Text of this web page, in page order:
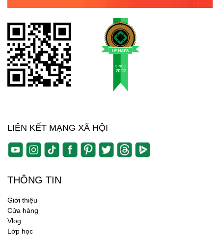
LIÊN KẾT MẠNG XÃ HỘI
THÔNG TIN
Giới thiệu
Cửa hàng
Vlog
Lớp học